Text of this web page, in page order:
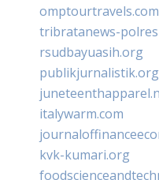
omptourtravels.com
tribratanews-
rsudbayuasih.org
publikjurnalistik.org
italywarm.com
kvk-kumari.org